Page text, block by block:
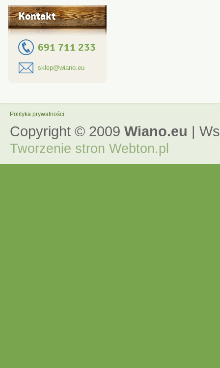
Kontakt
691 711 233
sklep@wiano.eu
Polityka prywatności
Copyright © 2009 Wiano.eu |
Tworzenie stron Webton.pl